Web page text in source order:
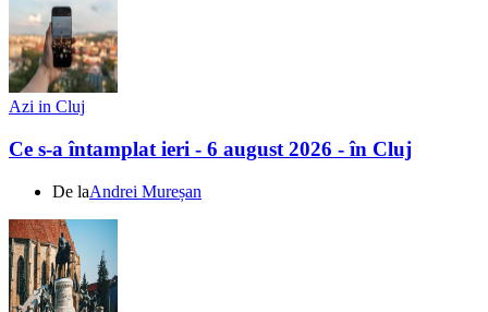
Azi in Cluj
Ce s-a întamplat ieri - 6 august 2026 - în Cluj
De laAndrei Mureșan